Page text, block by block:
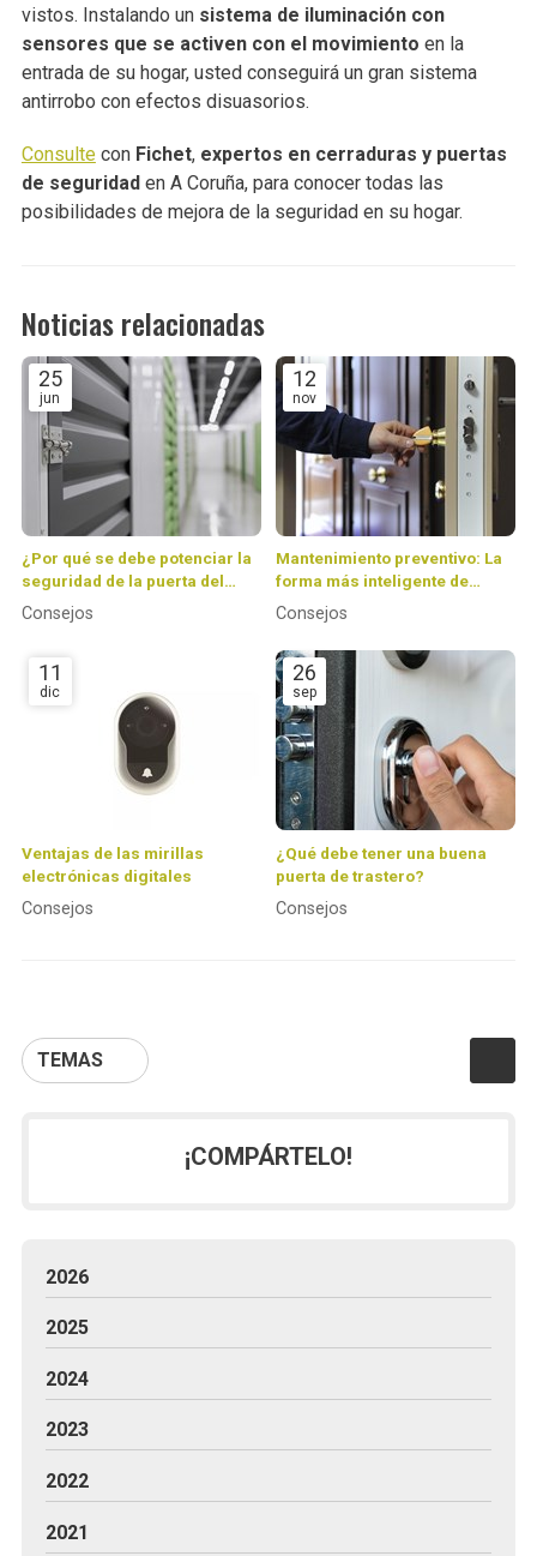
TEMAS
vistos. Instalando un sistema de iluminación con
sensores que se activen con el movimiento en la
entrada de su hogar, usted conseguirá un gran sistema
antirrobo con efectos disuasorios.
Consultecon Fichet, expertos en cerraduras y puertas
de seguridad en A Coruña, para conocer todas las
posibilidades de mejora de la seguridad en su hogar.
Noticias relacionadas
25
jun
¿Por qué se debe potenciar la
seguridad de la puerta del
trastero?
Consejos
12
nov
Mantenimiento preventivo: La
forma más inteligente de
ahorrar dinero y problemas en
tus sistemas de seguridad
Consejos
11
dic
Ventajas de las mirillas
electrónicas digitales
Consejos
26
sep
¿Qué debe tener una buena
puerta de trastero?
Consejos
¡COMPÁRTELO!
2026
2025
2024
2023
2022
2021